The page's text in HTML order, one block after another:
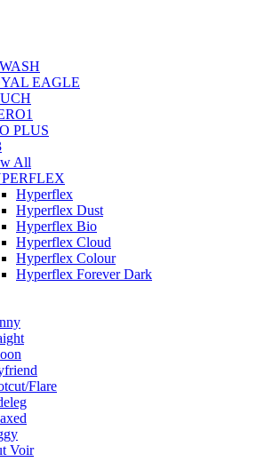
EAGLE
PLUS
All
Hyperflex
Hyperflex Dust
Hyperflex Bio
Hyperflex Cloud
Hyperflex Colour
Hyperflex Forever Dark
Flare
Voir